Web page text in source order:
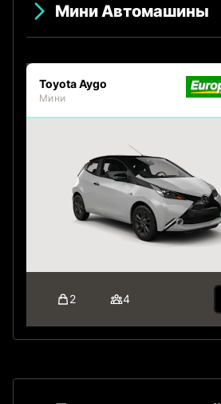
Мини Автомашины
Toyota Aygo
Мини
2 4